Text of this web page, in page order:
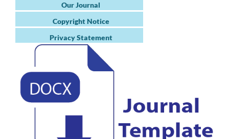
Our Journal
Copyright Notice
Privacy Statement